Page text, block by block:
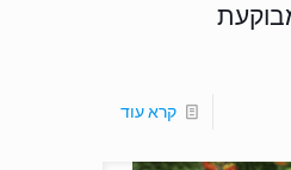
קרא עוד